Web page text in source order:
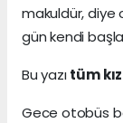
makuldür, diye
gün kendi
Bu yazıtüm
Gece otobüs